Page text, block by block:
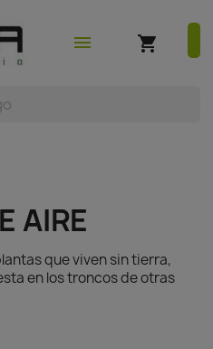
(0)
menu
shopping_cart
AIRE
que viven sin tierra,
en los troncos de otras